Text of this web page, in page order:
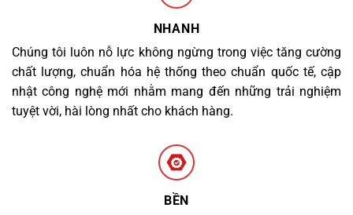
NHANH
Chúng tôi luôn nỗ lực không ngừng trong việc tăng cường
chất lượng, chuẩn hóa hệ thống theo chuẩn quốc tế, cập
nhật công nghệ mới nhằm mang đến những trải nghiệm
tuyệt vời, hài lòng nhất cho khách hàng.
BỀN